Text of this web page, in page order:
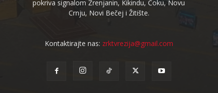
pokriva signalom Zrenjanin, Kikindu, Čoku, Novu
Crnju, Novi Bečej i Žitište.
Kontaktirajte nas: zrktvrezija@gmail.com